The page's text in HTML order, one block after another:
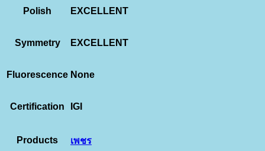
Polish EXCELLENT
Symmetry EXCELLENT
Fluorescence None
Certification IGI
Products เพชร